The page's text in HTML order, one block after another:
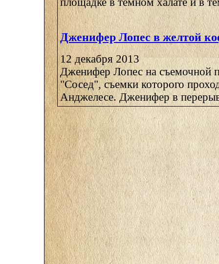
Дженифер Лопес в желтой
12 декабря 2013
Дженифер Лопес на съемочной
"Сосед", съемки которого
Анджелесе. Дженифер в